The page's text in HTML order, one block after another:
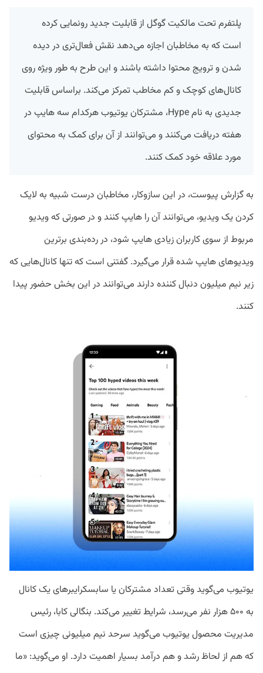
پلتفرم تحت مالکیت گوگل از قابلیت جدید رونمایی کرده
است که به مخاطبان اجازه می‌دهد نقش فعال‌تری در دیده
شدن و ترویج محتوا داشته باشند و این طرح به طور ویژه روی
کانال‌های کوچک و کم مخاطب تمرکز می‌کند. براساس قابلیت
جدیدی به نام Hype، مشترکان یوتیوب هرکدام سه هایپ در
هفته دریافت می‌کنند و می‌توانند از آن برای کمک به محتوای
مورد علاقه خود کمک کنند.
به گزارش پیوست، در این سازوکار، مخاطبان درست شبیه به لایک
کردن یک ویدیو، می‌توانند آن را هایپ کنند و در صورتی که ویدیو
مربوط از سوی کاربران زیادی هایپ شود، در رده‌بندی برترین
ویدیو‌های هایپ شده قرار می‌گیرد. گفتنی است که تنها کانال‌هایی که
زیر نیم میلیون دنبال کننده دارند می‌توانند در این بخش حضور پیدا
کنند.
یوتیوب می‌گوید وقتی تعداد مشترکان یا سابسکرایبر‌های یک کانال
به ۵۰۰ هزار نفر می‌رسد، شرایط تغییر می‌کند. بنگالی کابا، رئیس
مدیریت محصول یوتیوب می‌گوید سرحد نیم میلیونی چیزی است
که هم از لحاظ رشد و هم درآمد بسیار اهمیت دارد. او می‌گوید: «ما